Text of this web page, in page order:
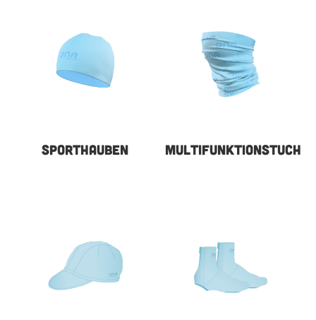
SPORTHAUBEN MULTIFUNKTIONSTUCH